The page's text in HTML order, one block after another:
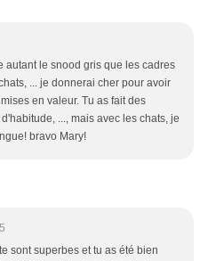
autant le snood gris que les cadres
... je donnerai cher pour avoir
en valeur. Tu as fait des
..., mais avec les chats, je
bravo Mary!
sont superbes et tu as été bien